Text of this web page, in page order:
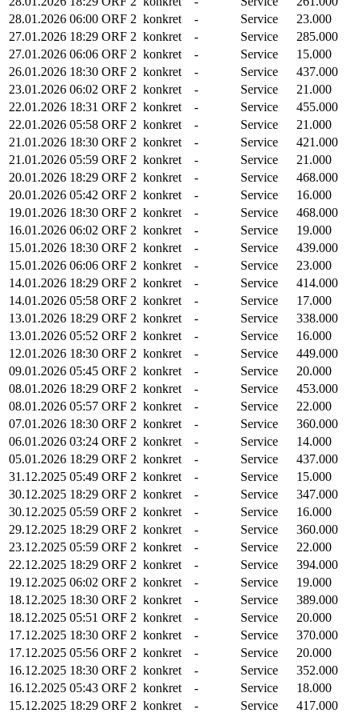
28.01.2026 06:00 ORF 2 konkret - Service
23.000
27.01.2026 18:29 ORF 2 konkret - Service
285.000
27.01.2026 06:06 ORF 2 konkret - Service
15.000
26.01.2026 18:30 ORF 2 konkret - Service
437.000
23.01.2026 06:02 ORF 2 konkret - Service
21.000
22.01.2026 18:31 ORF 2 konkret - Service
455.000
22.01.2026 05:58 ORF 2 konkret - Service
21.000
21.01.2026 18:30 ORF 2 konkret - Service
421.000
21.01.2026 05:59 ORF 2 konkret - Service
21.000
20.01.2026 18:29 ORF 2 konkret - Service
468.000
20.01.2026 05:42 ORF 2 konkret - Service
16.000
19.01.2026 18:30 ORF 2 konkret - Service
468.000
16.01.2026 06:02 ORF 2 konkret - Service
19.000
15.01.2026 18:30 ORF 2 konkret - Service
439.000
15.01.2026 06:06 ORF 2 konkret - Service
23.000
14.01.2026 18:29 ORF 2 konkret - Service
414.000
14.01.2026 05:58 ORF 2 konkret - Service
17.000
13.01.2026 18:29 ORF 2 konkret - Service
338.000
13.01.2026 05:52 ORF 2 konkret - Service
16.000
12.01.2026 18:30 ORF 2 konkret - Service
449.000
09.01.2026 05:45 ORF 2 konkret - Service
20.000
08.01.2026 18:29 ORF 2 konkret - Service
453.000
08.01.2026 05:57 ORF 2 konkret - Service
22.000
07.01.2026 18:30 ORF 2 konkret - Service
360.000
06.01.2026 03:24 ORF 2 konkret - Service
14.000
05.01.2026 18:29 ORF 2 konkret - Service
437.000
31.12.2025 05:49 ORF 2 konkret - Service
15.000
30.12.2025 18:29 ORF 2 konkret - Service
347.000
30.12.2025 05:59 ORF 2 konkret - Service
16.000
29.12.2025 18:29 ORF 2 konkret - Service
360.000
23.12.2025 05:59 ORF 2 konkret - Service
22.000
22.12.2025 18:29 ORF 2 konkret - Service
394.000
19.12.2025 06:02 ORF 2 konkret - Service
19.000
18.12.2025 18:30 ORF 2 konkret - Service
389.000
18.12.2025 05:51 ORF 2 konkret - Service
20.000
17.12.2025 18:30 ORF 2 konkret - Service
370.000
17.12.2025 05:56 ORF 2 konkret - Service
20.000
16.12.2025 18:30 ORF 2 konkret - Service
352.000
16.12.2025 05:43 ORF 2 konkret - Service
18.000
15.12.2025 18:29 ORF 2 konkret - Service
417.000